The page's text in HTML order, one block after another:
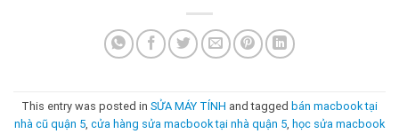
This entry was posted in SỬA MÁY TÍNH and tagged bán macbook tại
nhà cũ quận 5, cửa hàng sửa macbook tại nhà quận 5, học sửa macbook